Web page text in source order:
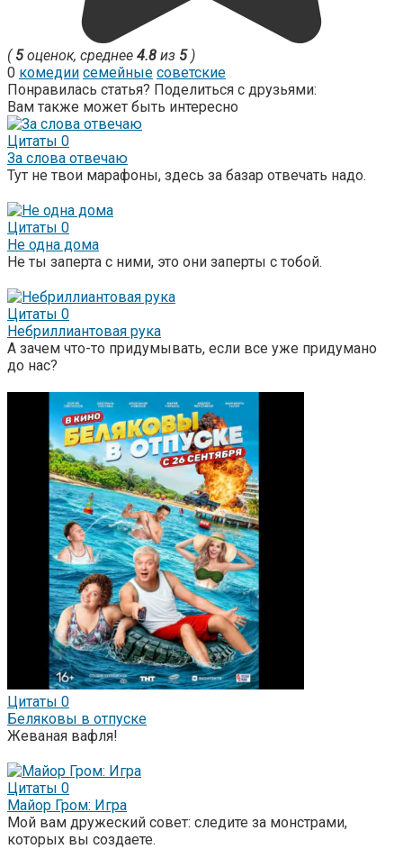
( 5оценок, среднее 4.8 из 5)
0 комедии семейные советские
Понравилась статья? Поделиться с друзьями:
Вам также может быть интересно
Цитаты 0
За слова отвечаю
Тут не твои марафоны, здесь за базар отвечать надо.
Цитаты 0
Не одна дома
Не ты заперта с ними, это они заперты с тобой.
Цитаты 0
Небриллиантовая рука
А зачем что-то придумывать, если все уже придумано
до нас?
Цитаты 0
Беляковы в отпуске
Жеваная вафля!
Цитаты 0
Майор Гром: Игра
Мой вам дружеский совет: следите за монстрами,
которых вы создаете.